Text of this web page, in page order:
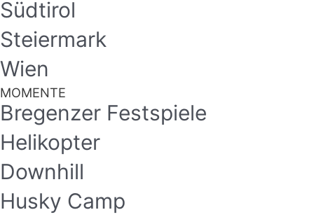
Südtirol
Steiermark
Wien
MOMENTE
Bregenzer Festspiele
Helikopter
Downhill
Husky Camp